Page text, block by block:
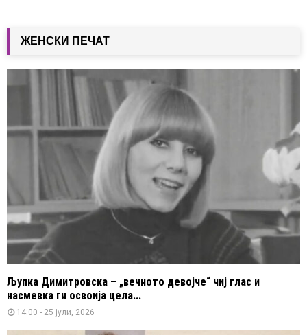
ЖЕНСКИ ПЕЧАТ
Љупка Димитровска – „вечното девојче“ чиј глас и
насмевка ги освоија цела...
14:00 - 25 јули, 2026